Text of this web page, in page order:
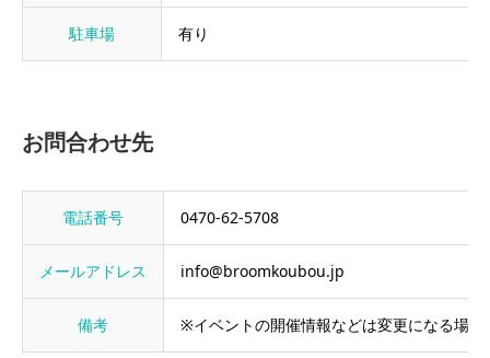
駐車場 有り
お問合わせ先
電話番号 0470-62-5708
メールアドレス info@broomkoubou.jp
備考 ※イベントの開催情報などは変更になる場